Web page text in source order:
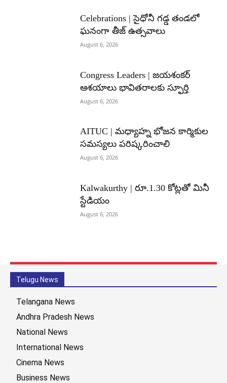
Celebrations | సైధోనీ గడ్డ తండలో
ఘనంగా తీజ్ ఉత్సవాలు
August 6, 2026
Congress Leaders | జయశంకర్
ఆశయాలు భావితరాలకు స్ఫూర్తి
August 6, 2026
AITUC | మధ్యాహ్న భోజన కార్మికుల
సమస్యలు పరిష్కరించాలి
August 6, 2026
Kalwakurthy | రూ.1.30 కోట్లతో మినీ
స్టేడియం
August 6, 2026
Telugu News
Telangana News
Andhra Pradesh News
National News
International News
Cinema News
Business News